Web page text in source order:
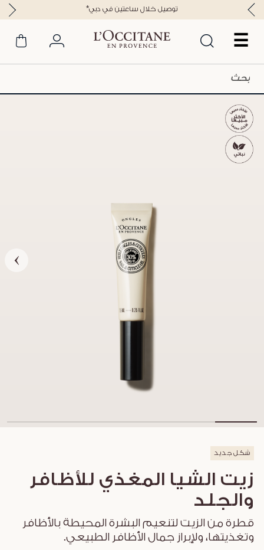
☰
*توصيل خلال ساعتين في دبي
شكل جديد
زيت الشيا المغذي للأظافر
والجلد
قطرة من الزيت لتنعيم البشرة المحيطة بالأظافر
وتغذيتها، ولإبراز جمال الأظافر الطبيعي.